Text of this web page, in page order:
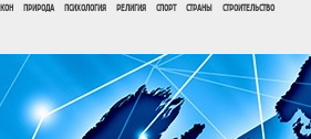
ПРИРОДА ПСИХОЛОГИЯ РЕЛИГИЯ СПОРТ СТРАНЫ СТРОИТЕЛЬСТВО